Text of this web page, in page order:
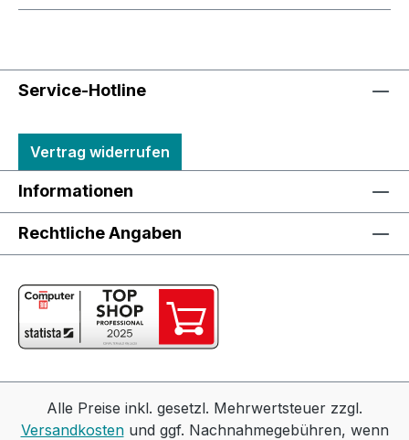
Service-Hotline
Vertrag widerrufen
Informationen
Rechtliche Angaben
Alle Preise inkl. gesetzl. Mehrwertsteuer zzgl.
Versandkostenund ggf. Nachnahmegebühren, wenn